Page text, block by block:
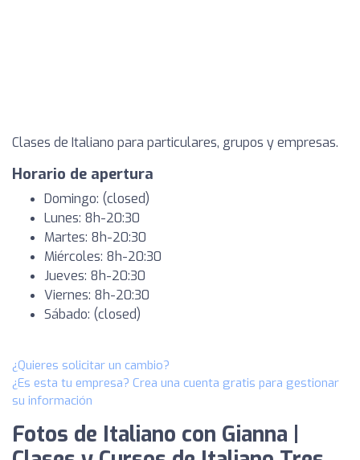
Clases de Italiano para particulares, grupos y empresas.
Horario de apertura
Domingo: (closed)
Lunes: 8h-20:30
Martes: 8h-20:30
Miércoles: 8h-20:30
Jueves: 8h-20:30
Viernes: 8h-20:30
Sábado: (closed)
¿Quieres solicitar un cambio?
¿Es esta tu empresa? Crea una cuenta gratis para gestionar
su información
Fotos de Italiano con Gianna |